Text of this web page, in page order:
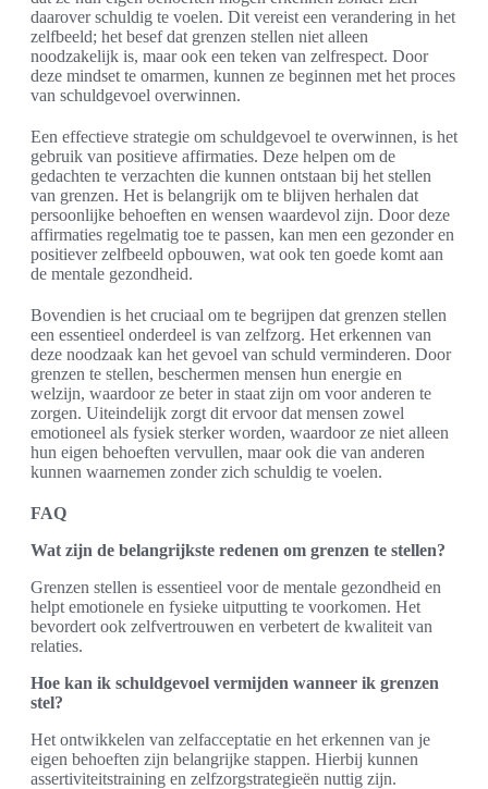
daarover schuldig te voelen. Dit vereist een verandering in het
zelfbeeld; het besef dat grenzen stellen niet alleen
noodzakelijk is, maar ook een teken van zelfrespect. Door
deze mindset te omarmen, kunnen ze beginnen met het proces
van schuldgevoel overwinnen.
Een effectieve strategie om schuldgevoel te overwinnen, is het
gebruik van positieve affirmaties. Deze helpen om de
gedachten te verzachten die kunnen ontstaan bij het stellen
van grenzen. Het is belangrijk om te blijven herhalen dat
persoonlijke behoeften en wensen waardevol zijn. Door deze
affirmaties regelmatig toe te passen, kan men een gezonder en
positiever zelfbeeld opbouwen, wat ook ten goede komt aan
de mentale gezondheid.
Bovendien is het cruciaal om te begrijpen dat grenzen stellen
een essentieel onderdeel is van zelfzorg. Het erkennen van
deze noodzaak kan het gevoel van schuld verminderen. Door
grenzen te stellen, beschermen mensen hun energie en
welzijn, waardoor ze beter in staat zijn om voor anderen te
zorgen. Uiteindelijk zorgt dit ervoor dat mensen zowel
emotioneel als fysiek sterker worden, waardoor ze niet alleen
hun eigen behoeften vervullen, maar ook die van anderen
kunnen waarnemen zonder zich schuldig te voelen.
FAQ
Wat zijn de belangrijkste redenen om grenzen te stellen?
Grenzen stellen is essentieel voor de mentale gezondheid en
helpt emotionele en fysieke uitputting te voorkomen. Het
bevordert ook zelfvertrouwen en verbetert de kwaliteit van
relaties.
Hoe kan ik schuldgevoel vermijden wanneer ik grenzen
stel?
Het ontwikkelen van zelfacceptatie en het erkennen van je
eigen behoeften zijn belangrijke stappen. Hierbij kunnen
assertiviteitstraining en zelfzorgstrategieën nuttig zijn.